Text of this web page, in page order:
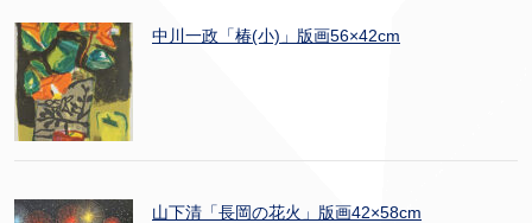
中川一政「椿(小)」版画56×42cm
山下清「長岡の花火」版画42×58cm